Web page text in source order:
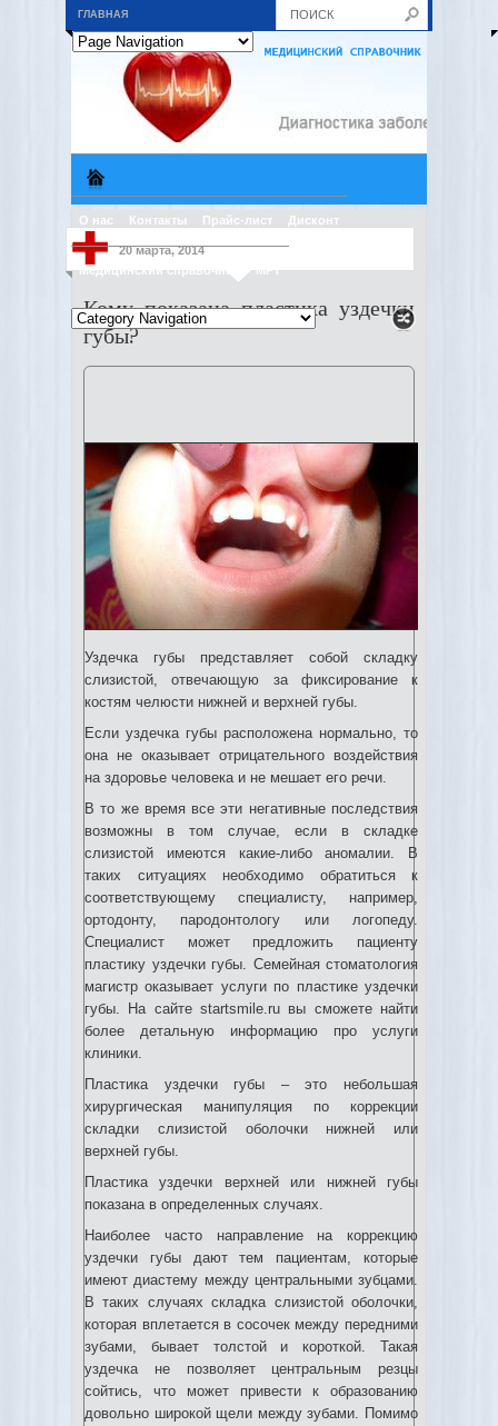
ГЛАВНАЯ
О нас Контакты Прайс-лист Дисконт
Медицинский справочник МРТ
20 марта, 2014
Кому показана пластика уздечки
губы?
Уздечка губы представляет собой складку
слизистой, отвечающую за фиксирование к
костям челюсти нижней и верхней губы.
Если уздечка губы расположена нормально, то
она не оказывает отрицательного воздействия
на здоровье человека и не мешает его речи.
В то же время все эти негативные последствия
возможны в том случае, если в складке
слизистой имеются какие-либо аномалии. В
таких ситуациях необходимо обратиться к
соответствующему специалисту, например,
ортодонту, пародонтологу или логопеду.
Специалист может предложить пациенту
пластику уздечки губы. Семейная стоматология
магистр оказывает услуги по пластике уздечки
губы. На сайте startsmile.ru вы сможете найти
более детальную информацию про услуги
клиники.
Пластика уздечки губы – это небольшая
хирургическая манипуляция по коррекции
складки слизистой оболочки нижней или
верхней губы.
Пластика уздечки верхней или нижней губы
показана в определенных случаях.
Наиболее часто направление на коррекцию
уздечки губы дают тем пациентам, которые
имеют диастему между центральными зубцами.
В таких случаях складка слизистой оболочки,
которая вплетается в сосочек между передними
зубами, бывает толстой и короткой. Такая
уздечка не позволяет центральным резцы
сойтись, что может привести к образованию
довольно широкой щели между зубами. Помимо